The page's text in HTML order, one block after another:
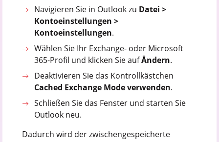
Navigieren Sie in Outlook zu Datei >
Kontoeinstellungen >
Kontoeinstellungen.
Wählen Sie Ihr Exchange- oder Microsoft
365-Profil und klicken Sie aufÄndern.
Deaktivieren Sie das Kontrollkästchen
Cached Exchange Mode verwenden.
Schließen Sie das Fenster und starten Sie
Outlook neu.
Dadurch wird der zwischengespeicherte